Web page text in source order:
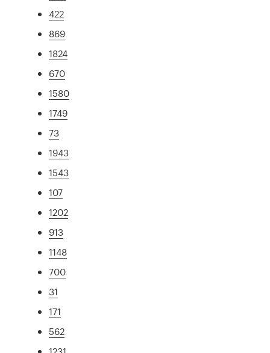
422
869
1824
670
1580
1749
73
1943
1543
107
1202
913
1148
700
31
171
562